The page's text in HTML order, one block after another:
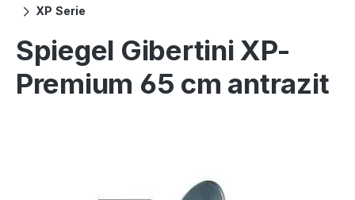
XP Serie
Spiegel Gibertini XP-
Premium 65 cm antrazit